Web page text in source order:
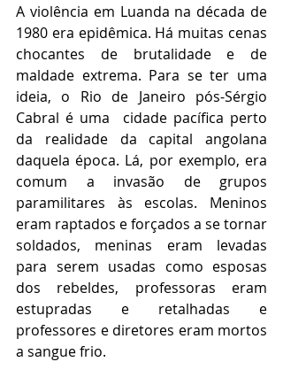
A violência em Luanda na década de
1980 era epidêmica. Há muitas cenas
chocantes de brutalidade e de
maldade extrema. Para se ter uma
ideia, o Rio de Janeiro pós-Sérgio
Cabral é uma  cidade pacífica perto
da realidade da capital angolana
daquela época. Lá, por exemplo, era
comum a invasão de grupos
paramilitares às escolas. Meninos
eram raptados e forçados a se tornar
soldados, meninas eram levadas
para serem usadas como esposas
dos rebeldes, professoras eram
estupradas e retalhadas e
professores e diretores eram mortos
a sangue frio.